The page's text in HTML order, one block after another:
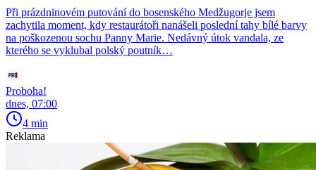
Při prázdninovém putování do bosenského Medžugorje jsem
zachytila moment, kdy restaurátoři nanášeli poslední tahy bílé barvy
na poškozenou sochu Panny Marie. Nedávný útok vandala, ze
kterého se vyklubal polský poutník…
Proboha!
dnes, 07:00
4 min
Reklama